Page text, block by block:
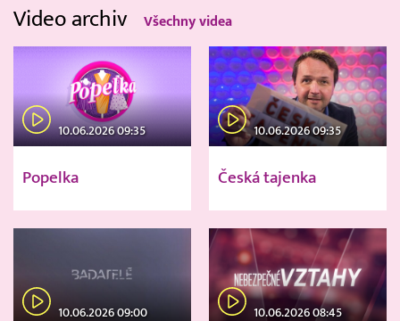
Video archiv Všechny videa
10.06.2026 09:35
Popelka
10.06.2026 09:35
Česká tajenka
10.06.2026 09:00 10.06.2026 08:45